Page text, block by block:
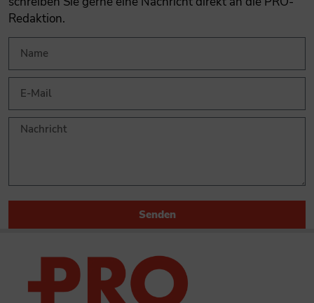
Redaktion.
Senden